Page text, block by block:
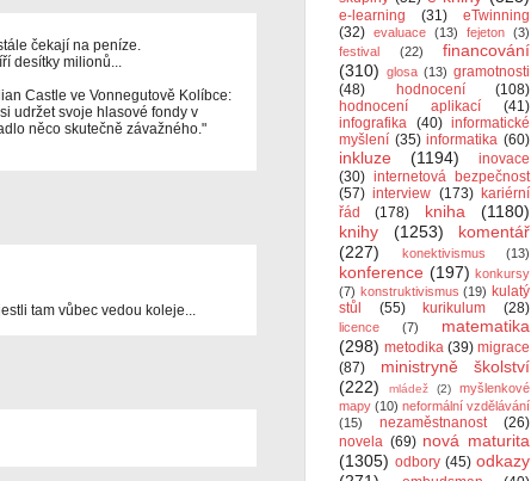
čekají na peníze.
desítky milionů...
Castle ve Vonnegutově Kolíbce:
udržet svoje hlasové fondy v
něco skutečně závažného."
tam vůbec vedou koleje...
e-learning (31)
eTwinning
(32) evaluace (13) fejeton (3)
festival
(22)
financování
(310) glosa (13) gramotnosti
(48)
hodnocení
(108)
hodnocení aplikací
(41)
infografika (40) informatické
myšlení (35) informatika (60)
inkluze (1194)
inovace
(30) internetová bezpečnost
(57) interview (173) kariérní
řád
(178) kniha
(1180)
knihy
(1253)
komentář
(227)
konektivismus (13)
konference (197) konkursy
(7) konstruktivismus (19) kulatý
stůl
(55) kurikulum (28)
licence (7)
matematika
(298) metodika (39) migrace
(87)
ministryně školství
(222)
mládež (2)
myšlenkové
mapy (10) neformální vzdělávání
(15)
nezaměstnanost
(26)
novela (69) nová maturita
(1305) odbory (45) odkazy